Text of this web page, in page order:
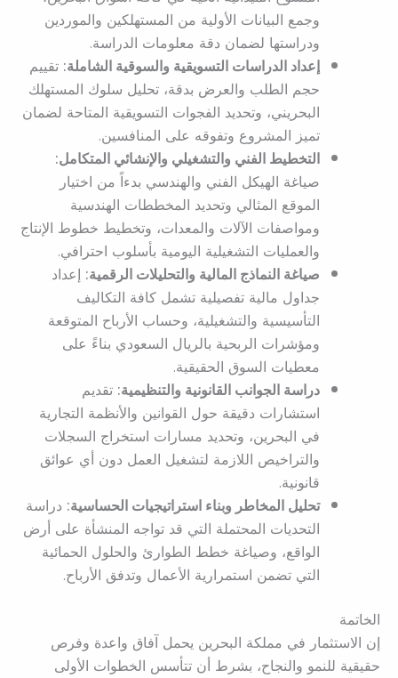
وجمع البيانات الأولية من المستهلكين والموردين
ودراستها لضمان دقة معلومات الدراسة.
إعداد الدراسات التسويقية والسوقية الشاملة: تقييم
حجم الطلب والعرض بدقة، تحليل سلوك المستهلك
البحريني، وتحديد الفجوات التسويقية المتاحة لضمان
تميز المشروع وتفوقه على المنافسين.
التخطيط الفني والتشغيلي والإنشائي المتكامل:
صياغة الهيكل الفني والهندسي بدءاً من اختيار
الموقع المثالي وتحديد المخططات الهندسية
ومواصفات الآلات والمعدات، وتخطيط خطوط الإنتاج
والعمليات التشغيلية اليومية بأسلوب احترافي.
صياغة النماذج المالية والتحليلات الرقمية: إعداد
جداول مالية تفصيلية تشمل كافة التكاليف
التأسيسية والتشغيلية، وحساب الأرباح المتوقعة
ومؤشرات الربحية بالريال السعودي بناءً على
معطيات السوق الحقيقية.
دراسة الجوانب القانونية والتنظيمية: تقديم
استشارات دقيقة حول القوانين والأنظمة التجارية
في البحرين، وتحديد مسارات استخراج السجلات
والتراخيص اللازمة لتشغيل العمل دون أي عوائق
قانونية.
تحليل المخاطر وبناء استراتيجيات الحساسية: دراسة
التحديات المحتملة التي قد تواجه المنشأة على أرض
الواقع، وصياغة خطط الطوارئ والحلول الحمائية
التي تضمن استمرارية الأعمال وتدفق الأرباح.
الخاتمة
إن الاستثمار في مملكة البحرين يحمل آفاق واعدة وفرص
حقيقية للنمو والنجاح، بشرط أن تتأسس الخطوات الأولى